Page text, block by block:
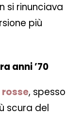
si rinunciava
più
anni ’70
, spesso
scura del